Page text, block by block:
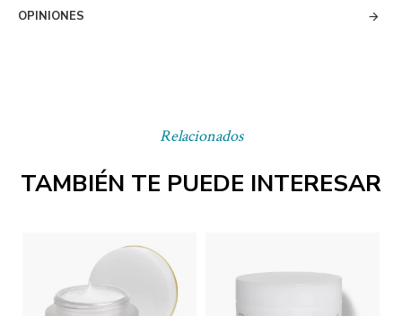
Relacionados
TAMBIÉN TE PUEDE INTERESAR
OPINIONES